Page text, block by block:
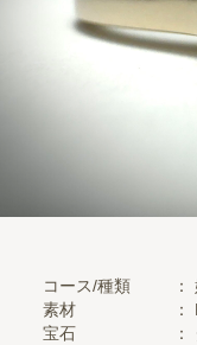
コース/種類
素材
：
宝石
：